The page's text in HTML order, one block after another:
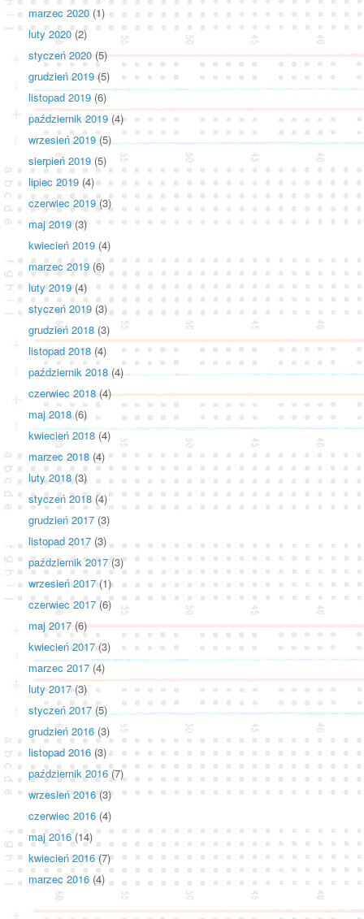
marzec 2020 (1)
luty 2020(2)
styczeń 2020(5)
grudzień 2019(5)
listopad 2019 (6)
październik 2019 (4)
wrzesień 2019(5)
sierpień 2019 (5)
lipiec 2019 (4)
czerwiec 2019(3)
maj 2019(3)
kwiecień 2019 (4)
marzec 2019 (6)
luty 2019(4)
styczeń 2019 (3)
grudzień 2018 (3)
listopad 2018 (4)
październik 2018(4)
czerwiec 2018(4)
maj 2018(6)
kwiecień 2018 (4)
marzec 2018 (4)
luty 2018(3)
styczeń 2018 (4)
grudzień 2017 (3)
listopad 2017 (3)
październik 2017(3)
wrzesień 2017(1)
czerwiec 2017(6)
maj 2017(6)
kwiecień 2017(3)
marzec 2017 (4)
luty 2017(3)
styczeń 2017(5)
grudzień 2016 (3)
listopad 2016 (3)
październik 2016(7)
wrzesień 2016(3)
czerwiec 2016 (4)
maj 2016(14)
kwiecień 2016(7)
marzec 2016 (4)